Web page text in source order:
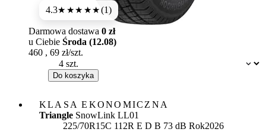
4.3★★★★★(1)
Dostępność:
Darmowa dostawa 0 zł
u Ciebie Środa (12.08)
460 , 69 zł/szt.
Do koszyka
KLASA EKONOMICZNA
Triangle SnowLink LL01
225/70R15C 112R Etykieta:
E D B 73 dB Rok2026